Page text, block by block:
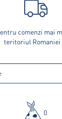
comenzi mai
teritoriul Romaniei
0